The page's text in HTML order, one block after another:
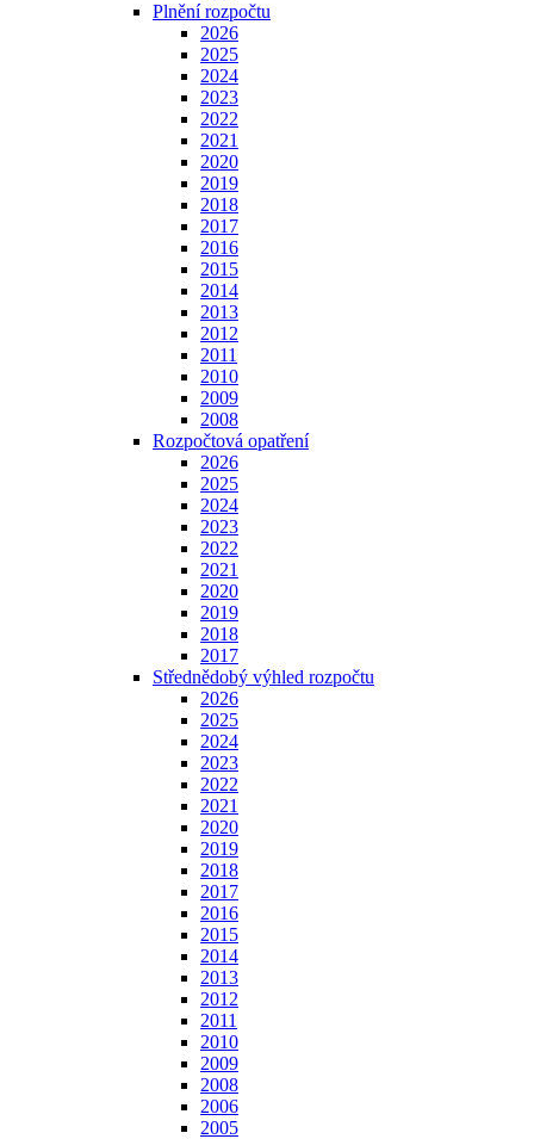
Plnění rozpočtu
2026
2025
2024
2023
2022
2021
2020
2019
2018
2017
2016
2015
2014
2013
2012
2011
2010
2009
2008
Rozpočtová opatření
2026
2025
2024
2023
2022
2021
2020
2019
2018
2017
Střednědobý výhled rozpočtu
2026
2025
2024
2023
2022
2021
2020
2019
2018
2017
2016
2015
2014
2013
2012
2011
2010
2009
2008
2006
2005